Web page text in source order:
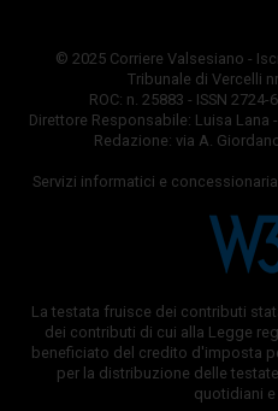
© 2025 Corriere Valsesiano -
Tribunale di Vercelli
ROC: n. 25883 - ISSN
Direttore Responsabile: Luisa Lana
Redazione: via A.
Servizi informatici e
La testata fruisce dei contributi
dei contributi di cui alla Legge
beneficiato del credito d'imposta
per la distribuzione delle
quotidiani e